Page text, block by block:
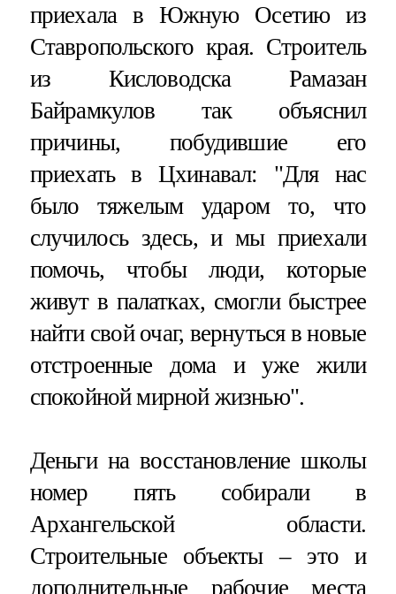
приехала в Южную Осетию из
Ставропольского края. Строитель
из Кисловодска Рамазан
Байрамкулов так объяснил
причины, побудившие его
приехать в Цхинавал: "Для нас
было тяжелым ударом то, что
случилось здесь, и мы приехали
помочь, чтобы люди, которые
живут в палатках, смогли быстрее
найти свой очаг, вернуться в новые
отстроенные дома и уже жили
спокойной мирной жизнью".
Деньги на восстановление школы
номер пять собирали в
Архангельской области.
Строительные объекты – это и
дополнительные рабочие места